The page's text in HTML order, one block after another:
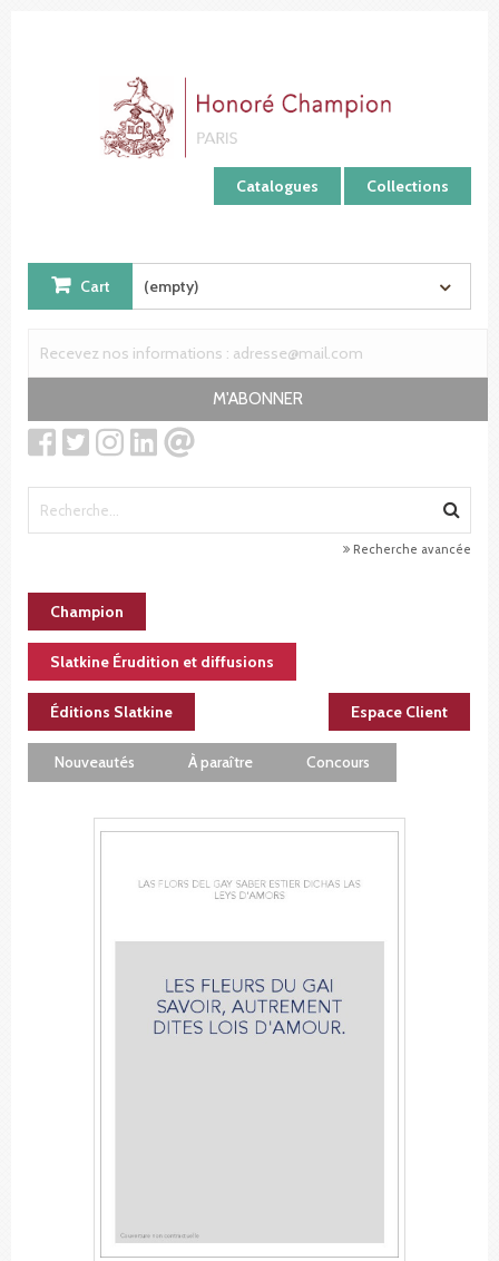
Catalogues Collections
Cart (empty)
M'ABONNER
Recherche avancée
Champion
Slatkine Érudition et diffusions
Éditions Slatkine Espace Client
Nouveautés À paraître Concours